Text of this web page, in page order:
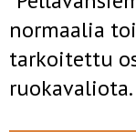
normaalia
tarkoitettu